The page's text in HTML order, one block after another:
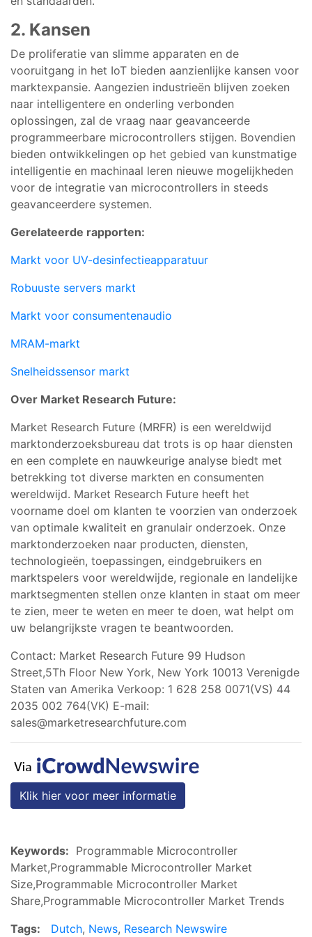
2. Kansen
De proliferatie van slimme apparaten en de
vooruitgang in het IoT bieden aanzienlijke kansen voor
marktexpansie. Aangezien industrieën blijven zoeken
naar intelligentere en onderling verbonden
oplossingen, zal de vraag naar geavanceerde
programmeerbare microcontrollers stijgen. Bovendien
bieden ontwikkelingen op het gebied van kunstmatige
intelligentie en machinaal leren nieuwe mogelijkheden
voor de integratie van microcontrollers in steeds
geavanceerdere systemen.
Gerelateerde rapporten:
Markt voor UV-desinfectieapparatuur
Robuuste servers markt
Markt voor consumentenaudio
MRAM-markt
Snelheidssensor markt
Over Market Research Future:
Market Research Future (MRFR) is een wereldwijd
marktonderzoeksbureau dat trots is op haar diensten
en een complete en nauwkeurige analyse biedt met
betrekking tot diverse markten en consumenten
wereldwijd. Market Research Future heeft het
voorname doel om klanten te voorzien van onderzoek
van optimale kwaliteit en granulair onderzoek. Onze
marktonderzoeken naar producten, diensten,
technologieën, toepassingen, eindgebruikers en
marktspelers voor wereldwijde, regionale en landelijke
marktsegmenten stellen onze klanten in staat om meer
te zien, meer te weten en meer te doen, wat helpt om
uw belangrijkste vragen te beantwoorden.
Contact: Market Research Future 99 Hudson
Street,5Th Floor New York, New York 10013 Verenigde
Staten van Amerika Verkoop: 1 628 258 0071(VS) 44
2035 002 764(VK) E-mail:
sales@marketresearchfuture.com
Klik hier voor meer informatie
Keywords: Programmable Microcontroller
Market,Programmable Microcontroller Market
Size,Programmable Microcontroller Market
Share,Programmable Microcontroller Market Trends
Tags:
Dutch, News, Research Newswire